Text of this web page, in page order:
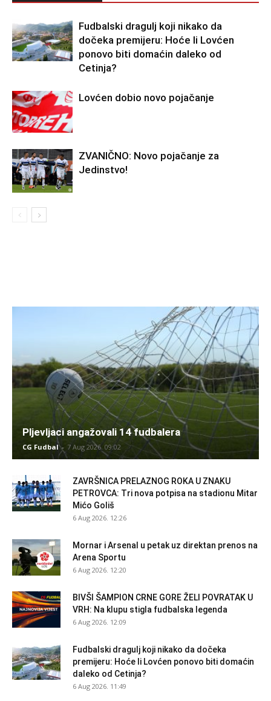
Fudbalski dragulj koji nikako da
dočeka premijeru: Hoće li Lovćen
ponovo biti domaćin daleko od
Cetinja?
Lovćen dobio novo pojačanje
ZVANIČNO: Novo pojačanje za
Jedinstvo!
Pljevljaci angažovali 14 fudbalera
CG Fudbal - 7 Aug 2026. 09:02
ZAVRŠNICA PRELAZNOG ROKA U ZNAKU
PETROVCA: Tri nova potpisa na stadionu Mitar
Mićo Goliš
6 Aug 2026. 12:26
Mornar i Arsenal u petak uz direktan prenos na
Arena Sportu
6 Aug 2026. 12:20
BIVŠI ŠAMPION CRNE GORE ŽELI POVRATAK U
VRH: Na klupu stigla fudbalska legenda
6 Aug 2026. 12:09
Fudbalski dragulj koji nikako da dočeka
premijeru: Hoće li Lovćen ponovo biti domaćin
daleko od Cetinja?
6 Aug 2026. 11:49